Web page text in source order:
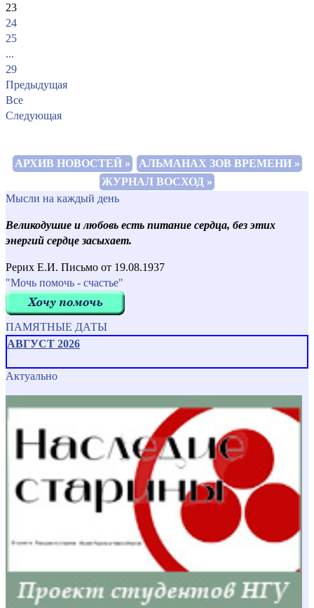
23
24
25
...
29
Предыдущая
Все
Следующая
АРХИВ НОВОСТЕЙ »
АЛЬМАНАХ ЗОВ ВРЕМЕНИ »
ЖУРНАЛ ВОСХОД »
Мысли на каждый день
Великодушие и любовь есть питание сердца, без этих
энергий сердце засыхает.
Рерих Е.И. Письмо от 19.08.1937
"Мочь помочь - счастье"
ПАМЯТНЫЕ ДАТЫ
АВГУСТ 2026
Актуально